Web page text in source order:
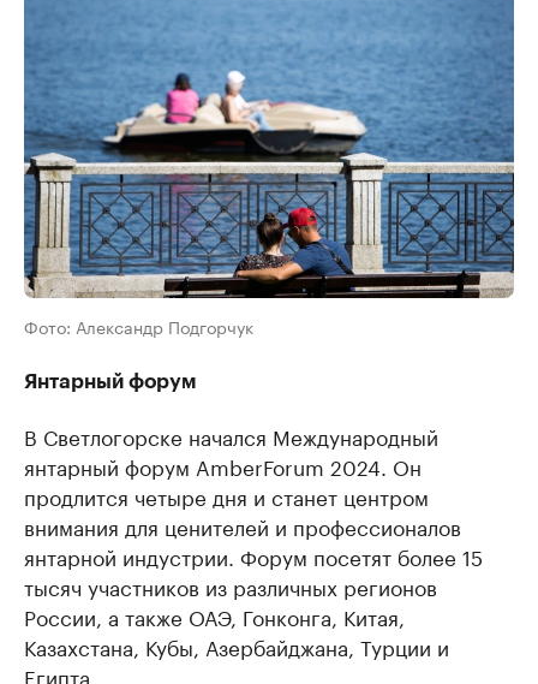
Фото: Александр Подгорчук
Янтарный форум
В Светлогорске начался Международный
янтарный форум AmberForum 2024. Он
продлится четыре дня и станет центром
внимания для ценителей и профессионалов
янтарной индустрии. Форум посетят более 15
тысяч участников из различных регионов
России, а также ОАЭ, Гонконга, Китая,
Казахстана, Кубы, Азербайджана, Турции и
Египта.